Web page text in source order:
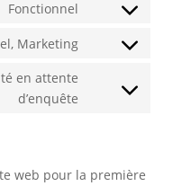
wordfence
litespeed
Fonctionnel
Consent
Marketing
Consent
service
en attente
d’enquête
Consent
web pour la première